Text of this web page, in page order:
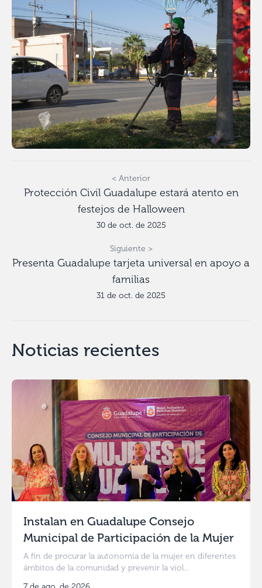
< Anterior
Protección Civil Guadalupe estará atento en
festejos de Halloween
30 de oct. de 2025
Siguiente >
Presenta Guadalupe tarjeta universal en apoyo a
familias
31 de oct. de 2025
Noticias recientes
Instalan en Guadalupe Consejo
Municipal de Participación de la Mujer
A fin de procurar la autonomía de la mujer en diferentes
ámbitos de la comunidad y prevenir la viol...